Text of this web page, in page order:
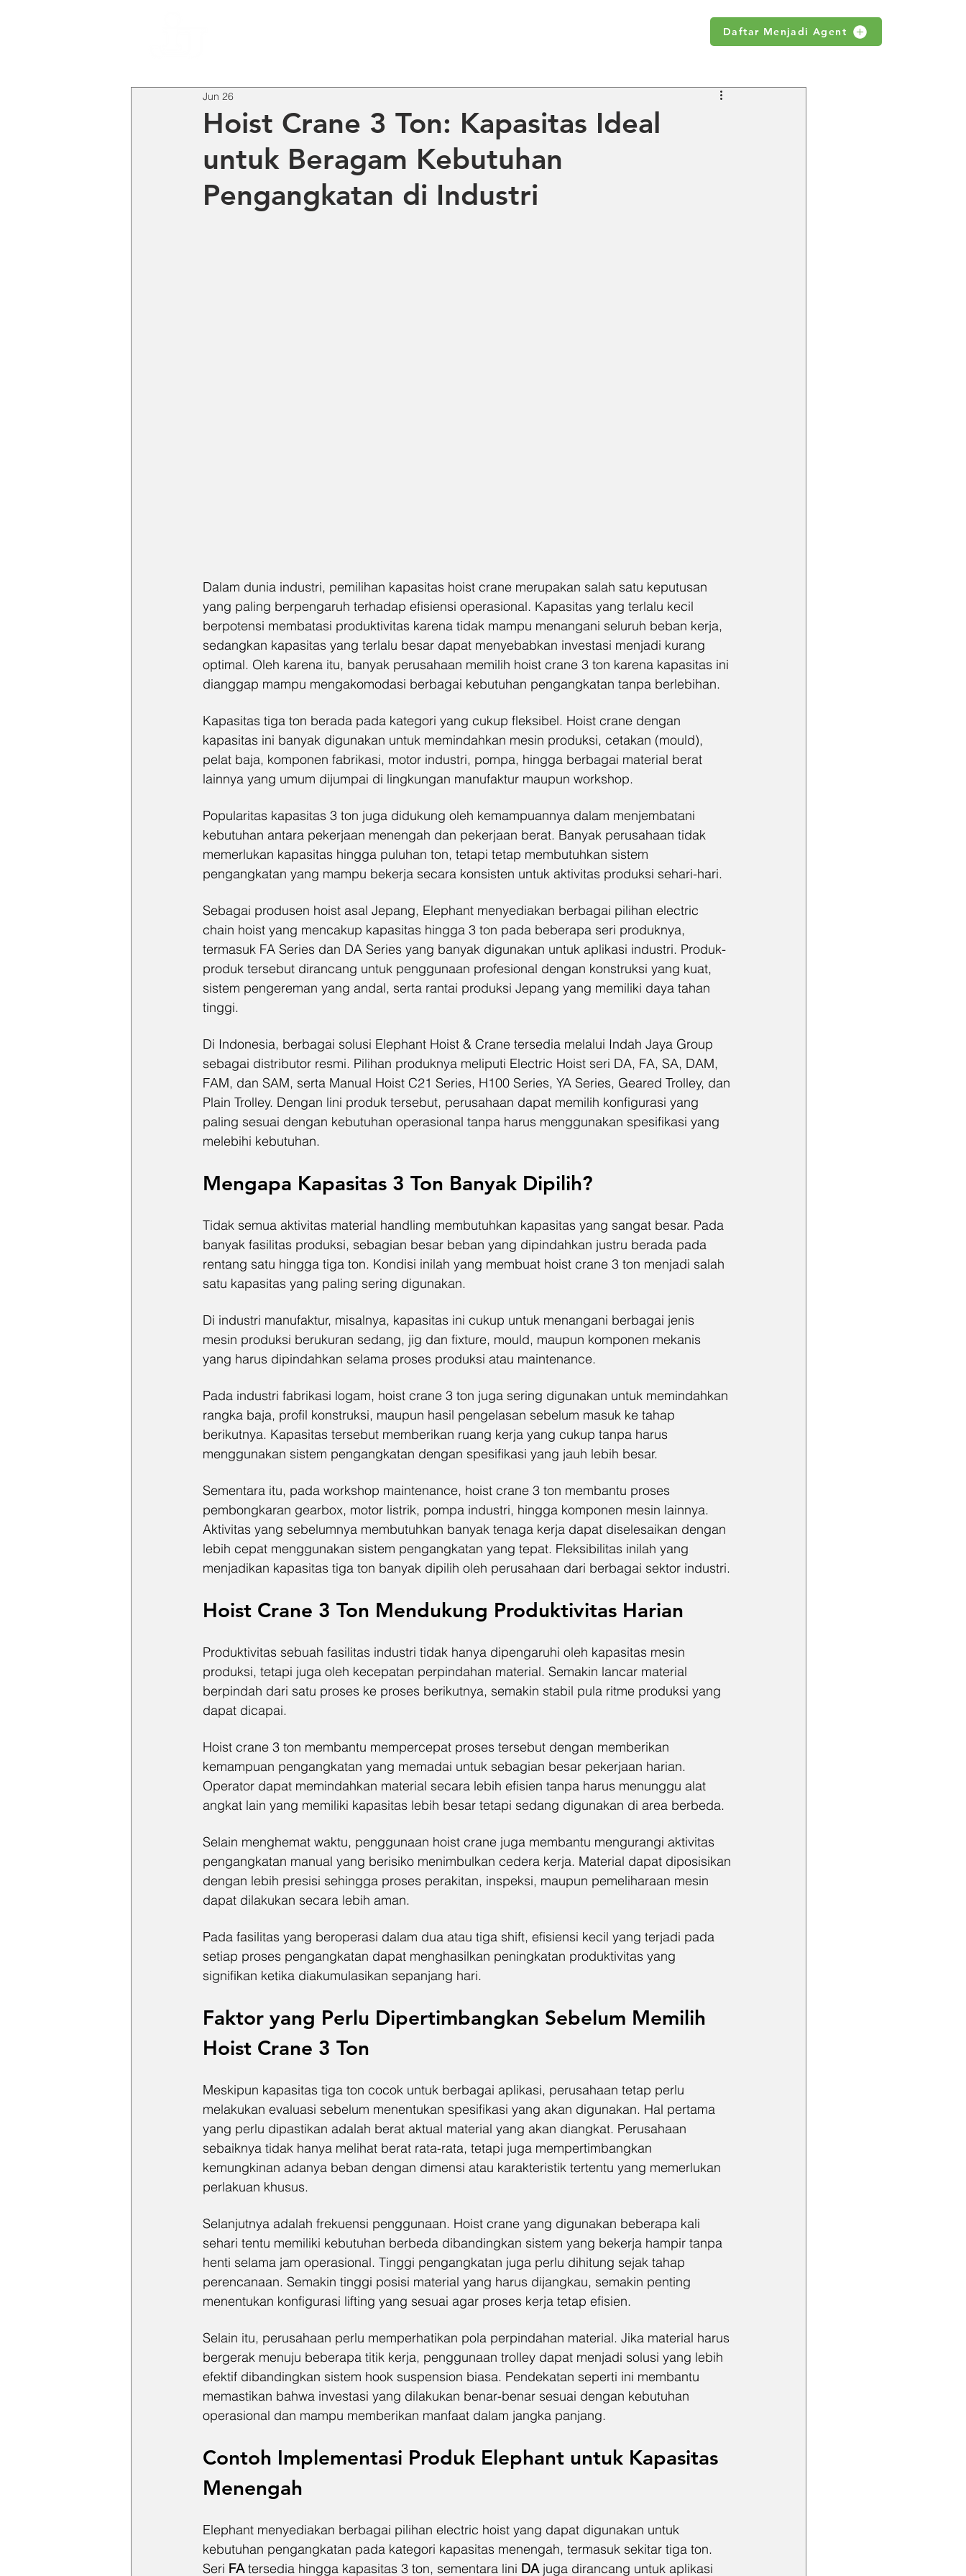
Daftar Menjadi Agent
Hoist Crane 3 Ton: Kapasitas Ideal
untuk Beragam Kebutuhan
Pengangkatan di Industri
Jun 26
Dalam dunia industri, pemilihan kapasitas hoist crane merupakan salah satu keputusan
yang paling berpengaruh terhadap efisiensi operasional. Kapasitas yang terlalu kecil
berpotensi membatasi produktivitas karena tidak mampu menangani seluruh beban kerja,
sedangkan kapasitas yang terlalu besar dapat menyebabkan investasi menjadi kurang
optimal. Oleh karena itu, banyak perusahaan memilih hoist crane 3 ton karena kapasitas ini
dianggap mampu mengakomodasi berbagai kebutuhan pengangkatan tanpa berlebihan.
Kapasitas tiga ton berada pada kategori yang cukup fleksibel. Hoist crane dengan
kapasitas ini banyak digunakan untuk memindahkan mesin produksi, cetakan (mould),
pelat baja, komponen fabrikasi, motor industri, pompa, hingga berbagai material berat
lainnya yang umum dijumpai di lingkungan manufaktur maupun workshop.
Popularitas kapasitas 3 ton juga didukung oleh kemampuannya dalam menjembatani
kebutuhan antara pekerjaan menengah dan pekerjaan berat. Banyak perusahaan tidak
memerlukan kapasitas hingga puluhan ton, tetapi tetap membutuhkan sistem
pengangkatan yang mampu bekerja secara konsisten untuk aktivitas produksi sehari-hari.
Sebagai produsen hoist asal Jepang, Elephant menyediakan berbagai pilihan electric
chain hoist yang mencakup kapasitas hingga 3 ton pada beberapa seri produknya,
termasuk FA Series dan DA Series yang banyak digunakan untuk aplikasi industri. Produk-
produk tersebut dirancang untuk penggunaan profesional dengan konstruksi yang kuat,
sistem pengereman yang andal, serta rantai produksi Jepang yang memiliki daya tahan
tinggi.
Di Indonesia, berbagai solusi Elephant Hoist & Crane tersedia melalui Indah Jaya Group
sebagai distributor resmi. Pilihan produknya meliputi Electric Hoist seri DA, FA, SA, DAM,
FAM, dan SAM, serta Manual Hoist C21 Series, H100 Series, YA Series, Geared Trolley, dan
Plain Trolley. Dengan lini produk tersebut, perusahaan dapat memilih konfigurasi yang
paling sesuai dengan kebutuhan operasional tanpa harus menggunakan spesifikasi yang
melebihi kebutuhan.
Mengapa Kapasitas 3 Ton Banyak Dipilih?
Tidak semua aktivitas material handling membutuhkan kapasitas yang sangat besar. Pada
banyak fasilitas produksi, sebagian besar beban yang dipindahkan justru berada pada
rentang satu hingga tiga ton. Kondisi inilah yang membuat hoist crane 3 ton menjadi salah
satu kapasitas yang paling sering digunakan.
Di industri manufaktur, misalnya, kapasitas ini cukup untuk menangani berbagai jenis
mesin produksi berukuran sedang, jig dan fixture, mould, maupun komponen mekanis
yang harus dipindahkan selama proses produksi atau maintenance.
Pada industri fabrikasi logam, hoist crane 3 ton juga sering digunakan untuk memindahkan
rangka baja, profil konstruksi, maupun hasil pengelasan sebelum masuk ke tahap
berikutnya. Kapasitas tersebut memberikan ruang kerja yang cukup tanpa harus
menggunakan sistem pengangkatan dengan spesifikasi yang jauh lebih besar.
Sementara itu, pada workshop maintenance, hoist crane 3 ton membantu proses
pembongkaran gearbox, motor listrik, pompa industri, hingga komponen mesin lainnya.
Aktivitas yang sebelumnya membutuhkan banyak tenaga kerja dapat diselesaikan dengan
lebih cepat menggunakan sistem pengangkatan yang tepat. Fleksibilitas inilah yang
menjadikan kapasitas tiga ton banyak dipilih oleh perusahaan dari berbagai sektor industri.
Hoist Crane 3 Ton Mendukung Produktivitas Harian
Produktivitas sebuah fasilitas industri tidak hanya dipengaruhi oleh kapasitas mesin
produksi, tetapi juga oleh kecepatan perpindahan material. Semakin lancar material
berpindah dari satu proses ke proses berikutnya, semakin stabil pula ritme produksi yang
dapat dicapai.
Hoist crane 3 ton membantu mempercepat proses tersebut dengan memberikan
kemampuan pengangkatan yang memadai untuk sebagian besar pekerjaan harian.
Operator dapat memindahkan material secara lebih efisien tanpa harus menunggu alat
angkat lain yang memiliki kapasitas lebih besar tetapi sedang digunakan di area berbeda.
Selain menghemat waktu, penggunaan hoist crane juga membantu mengurangi aktivitas
pengangkatan manual yang berisiko menimbulkan cedera kerja. Material dapat diposisikan
dengan lebih presisi sehingga proses perakitan, inspeksi, maupun pemeliharaan mesin
dapat dilakukan secara lebih aman.
Pada fasilitas yang beroperasi dalam dua atau tiga shift, efisiensi kecil yang terjadi pada
setiap proses pengangkatan dapat menghasilkan peningkatan produktivitas yang
signifikan ketika diakumulasikan sepanjang hari.
Faktor yang Perlu Dipertimbangkan Sebelum Memilih
Hoist Crane 3 Ton
Meskipun kapasitas tiga ton cocok untuk berbagai aplikasi, perusahaan tetap perlu
melakukan evaluasi sebelum menentukan spesifikasi yang akan digunakan. Hal pertama
yang perlu dipastikan adalah berat aktual material yang akan diangkat. Perusahaan
sebaiknya tidak hanya melihat berat rata-rata, tetapi juga mempertimbangkan
kemungkinan adanya beban dengan dimensi atau karakteristik tertentu yang memerlukan
perlakuan khusus.
Selanjutnya adalah frekuensi penggunaan. Hoist crane yang digunakan beberapa kali
sehari tentu memiliki kebutuhan berbeda dibandingkan sistem yang bekerja hampir tanpa
henti selama jam operasional. Tinggi pengangkatan juga perlu dihitung sejak tahap
perencanaan. Semakin tinggi posisi material yang harus dijangkau, semakin penting
menentukan konfigurasi lifting yang sesuai agar proses kerja tetap efisien.
Selain itu, perusahaan perlu memperhatikan pola perpindahan material. Jika material harus
bergerak menuju beberapa titik kerja, penggunaan trolley dapat menjadi solusi yang lebih
efektif dibandingkan sistem hook suspension biasa. Pendekatan seperti ini membantu
memastikan bahwa investasi yang dilakukan benar-benar sesuai dengan kebutuhan
operasional dan mampu memberikan manfaat dalam jangka panjang.
Contoh Implementasi Produk Elephant untuk Kapasitas
Menengah
Elephant menyediakan berbagai pilihan electric hoist yang dapat digunakan untuk
kebutuhan pengangkatan pada kategori kapasitas menengah, termasuk sekitar tiga ton.
Seri FA tersedia hingga kapasitas 3 ton, sementara lini DA juga dirancang untuk aplikasi